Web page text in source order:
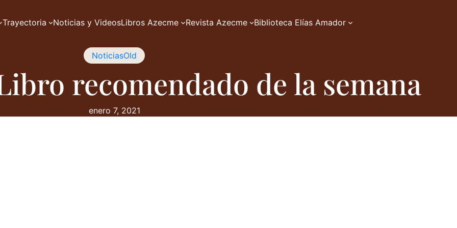
Trayectoria Noticias y VideosLibros Azecme Revista Azecme Biblioteca Elías Amador
NoticiasOld
recomendado de la semana
enero 7, 2021